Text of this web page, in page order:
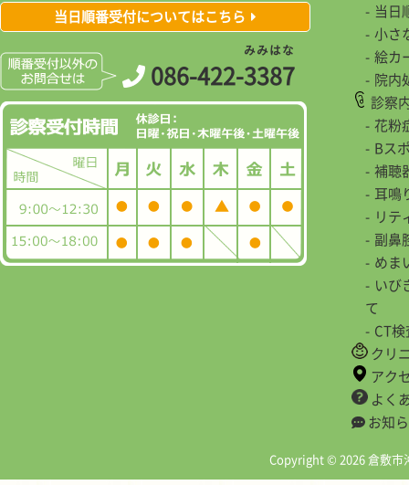
当日順番受付についてはこちら
086-422-3
み
3
み
8
は
7
な
当日
小さ
絵カ
院内
診察
花粉
Bス
補聴
耳鳴
リテ
副鼻
めま
いび
て
CT
クリ
アク
よく
お知
Copyright © 2026 倉敷市